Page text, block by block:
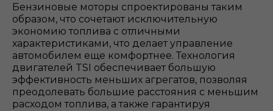
Бензиновые моторы спроектированы таким
образом, что сочетают исключительную
экономию топлива с отличными
характеристиками, что делает управление
автомобилем еще комфортнее. Технология
двигателей TSI обеспечивает большую
эффективность меньших агрегатов, позволяя
преодолевать большие расстояния с меньшим
расходом топлива, а также гарантируя